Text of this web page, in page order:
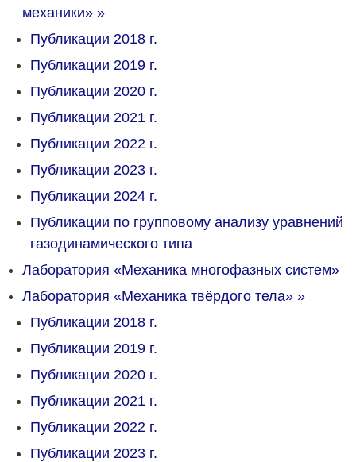
механики» »
Публикации 2018 г.
Публикации 2019 г.
Публикации 2020 г.
Публикации 2021 г.
Публикации 2022 г.
Публикации 2023 г.
Публикации 2024 г.
Публикации по групповому анализу уравнений
газодинамического типа
Лаборатория «Механика многофазных систем»
Лаборатория «Механика твёрдого тела» »
Публикации 2018 г.
Публикации 2019 г.
Публикации 2020 г.
Публикации 2021 г.
Публикации 2022 г.
Публикации 2023 г.